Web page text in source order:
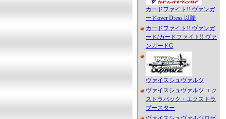
カードファイト!! ヴァンガ
ードover Dress 以降
カードファイト!! ヴァンガ
ード/カードファイト!! ヴァ
ンガードG
ヴァイスシュヴァルツ
ヴァイスシュヴァルツ エク
ストラパック・エクストラ
ブースター